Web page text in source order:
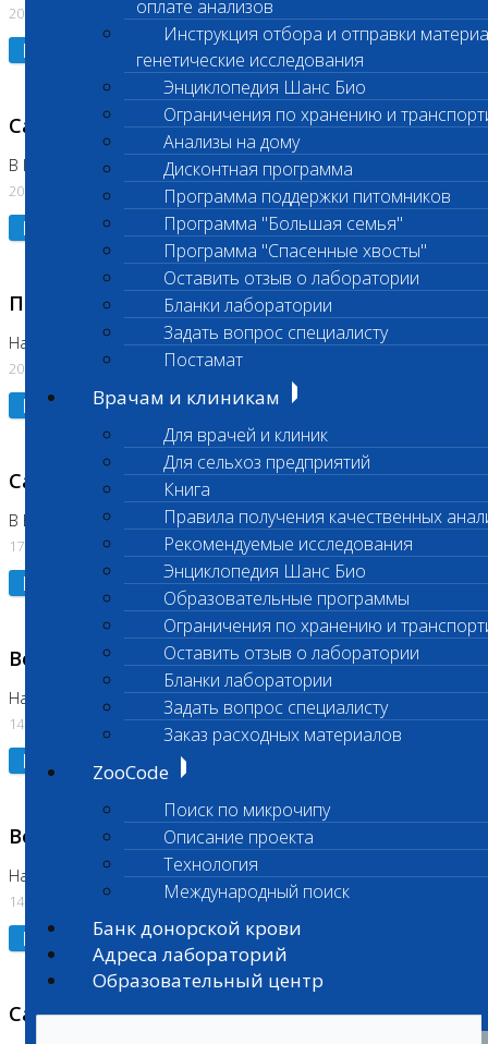
оплате анализов
Инструкция отбора и отправки
генетические исследования
Энциклопедия Шанс Био
Ограничения по хранению и
Анализы на дому
Дисконтная программа
Программа поддержки питомников
Программа "Большая семья"
Программа "Спасенные хвосты"
Оставить отзыв о лаборатории
Бланки лаборатории
Задать вопрос специалисту
Постамат
Врачам и клиникам
Для врачей и клиник
Для сельхоз предприятий
Книга
Правила получения качественных
Рекомендуемые исследования
Энциклопедия Шанс Био
Образовательные программы
Ограничения по хранению и
Оставить отзыв о лаборатории
Бланки лаборатории
Задать вопрос специалисту
Заказ расходных материалов
ZooCode
Поиск по микрочипу
Описание проекта
Технология
Международный поиск
Банк донорской крови
Адреса лабораторий
Образовательный центр
20.07.2026
Подробнее
Санитарный день
В Коломне 20.07.2026
20.07.2026
Подробнее
Приостановлено выполнение исследования
На Нагорной
20.07.2026
Подробнее
Санитарный день
В Бутово
17.07.2026
Подробнее
Возобновлено выполнение исследования
На Нагорной (Код 961, 962)
14.07.2026
Подробнее
Возобновлено выполнение исследования
На Нагорной (Код 157)
14.07.2026
Подробнее
Санитарный день